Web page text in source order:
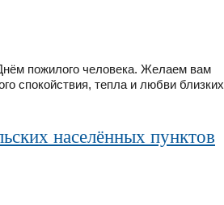
пожилого человека. Желаем вам
спокойствия, тепла и любви близких
населённых пунктов